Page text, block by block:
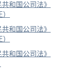
和国公司法》
和国公司法》
和国公司法》